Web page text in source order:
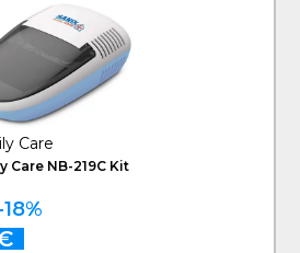
Care
Care NB-219C Kit
18%